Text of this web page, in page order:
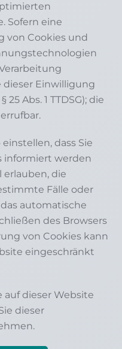
Sofern eine
von Cookies und
dieser Einwilligung
25 Abs. 1 TTDSG); die
dass Sie
informiert werden
erlauben, die
Fälle oder
automatische
des Browsers
von Cookies kann
eingeschränkt
auf dieser Website
dieser